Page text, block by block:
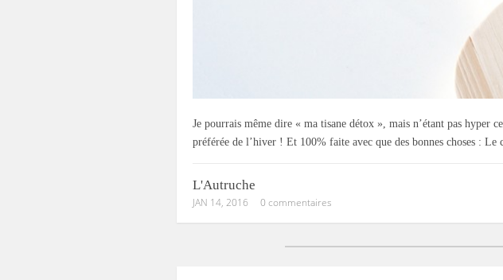
Je pourrais même dire « ma tisane détox », mais n’étant pas hyper
préférée de l’hiver ! Et 100% faite avec que des bonnes choses :
L'Autruche
JAN 14, 2016 0 commentaires